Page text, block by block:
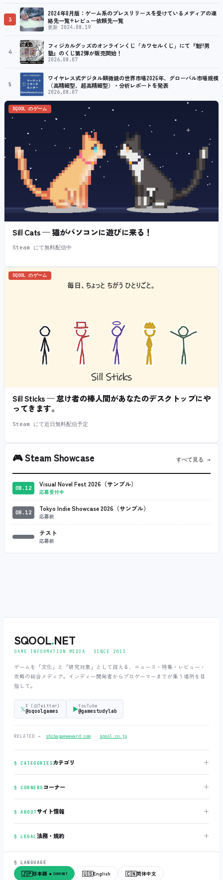
3
2024年8月版：ゲーム系のプレスリリースを受けているメディアの連
絡先一覧+レビュー依頼先一覧
更新 2024.08.19
4
フィジカルグッズのオンラインくじ「カワセルくじ」にて『魁!!男
塾』のくじ第2弾が販売開始！
2026.08.07
5
ワイヤレス式デジタル顕微鏡の世界市場2026年、グローバル市場規模
（高精細型、超高精細型）・分析レポートを発表
2026.08.07
SQOOL のゲーム
Sill Cats — 猫がパソコンに遊びに来る！
Steam にて無料配信中
SQOOL のゲーム
Sill Sticks — 怠け者の棒人間があなたのデスクトップにや
ってきます。
Steam にて近日無料配信予定
🎮Steam Showcase すべて見る →
08.12 Visual Novel Fest 2026（サンプル）
応募受付中
08.12 Tokyo Indie Showcase 2026（サンプル）
応募前
テスト
応募前
SQOOL.NET
GAME INFORMATION MEDIA ‧ SINCE 2013
ゲームを「文化」と「研究対象」として捉える、ニュース・特集・レビュー・
攻略の総合メディア。インディー開発者からプロゲーマーまでが集う場所を目
指して。
𝕏X (旧Twitter)
@sqoolgames ▶YouTube
@gamestudylab
RELATED → shibagameaward.com ‧ sqool.co.jp
§ CATEGORIESカテゴリ ＋
§ CORNERS コーナー ＋
§ ABOUTサイト情報 ＋
§ LEGAL法務・規約 ＋
§ LANGUAGE
🇯🇵日本語 ● CURRENT 🇺🇸English 🇨🇳简体中文